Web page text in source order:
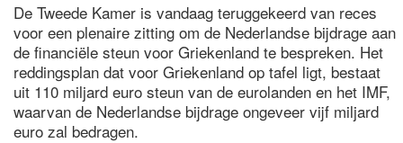
De Tweede Kamer is vandaag teruggekeerd van reces
voor een plenaire zitting om de Nederlandse bijdrage aan
de financiële steun voor Griekenland te bespreken. Het
reddingsplan dat voor Griekenland op tafel ligt, bestaat
uit 110 miljard euro steun van de eurolanden en het IMF,
waarvan de Nederlandse bijdrage ongeveer vijf miljard
euro zal bedragen.